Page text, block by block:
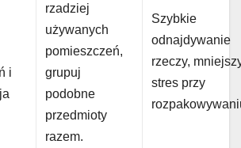
i
rzadziej
używanych
pomieszczeń,
grupuj
podobne
przedmioty
razem.
Szybkie
odnajdywanie
rzeczy,
stres przy